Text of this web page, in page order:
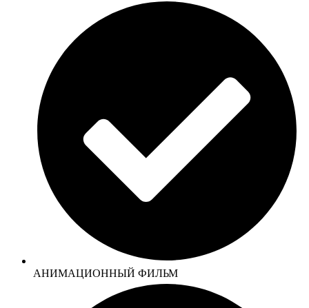
АНИМАЦИОННЫЙ ФИЛЬМ